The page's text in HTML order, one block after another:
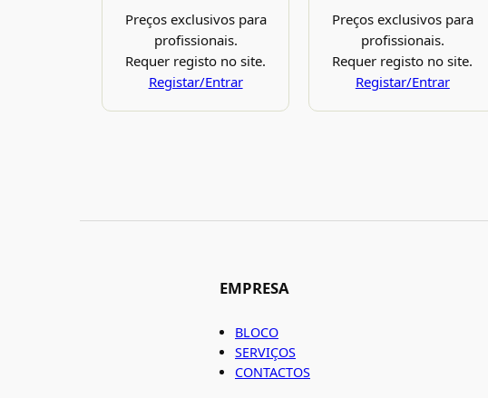
Preços exclusivos para
profissionais.
Requer registo no site.
Registar/Entrar
Preços exclusivos para
profissionais.
Requer registo no site.
Registar/Entrar
EMPRESA
BLOCO
SERVIÇOS
CONTACTOS